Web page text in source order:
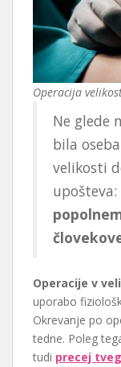
Operacija
Ne glede
bila
velikosti
upošteva:
Operacije v
uporabo
Okrevanje po
tedne. Poleg
tudi precej